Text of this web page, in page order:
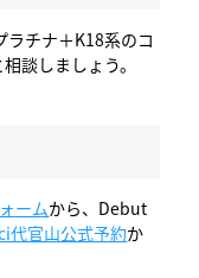
チナ＋K18系のコ
談しましょう。
ームから、Debut
代官山公式予約か